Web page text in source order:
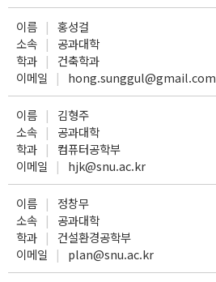
이름
홍성걸
소속
공과대학
학과
건축학과
이메일
hong.sunggul@gmail.com
이름
김형주
소속
공과대학
학과
컴퓨터공학부
이메일
hjk@snu.ac.kr
이름
정창무
소속
공과대학
학과
건설환경공학부
이메일
plan@snu.ac.kr